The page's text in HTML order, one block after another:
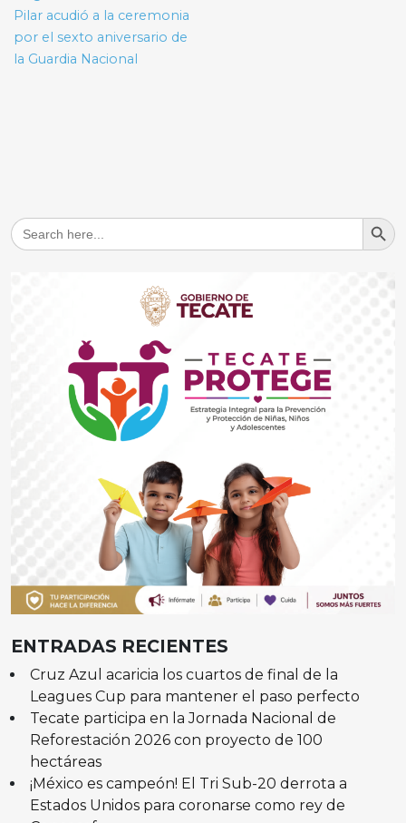
entradas
Pilar acudió a la ceremonia
por el sexto aniversario de
la Guardia Nacional
Search
for:
Search
ENTRADAS RECIENTES
Cruz Azul acaricia los cuartos de final de la
Leagues Cup para mantener el paso perfecto
Tecate participa en la Jornada Nacional de
Reforestación 2026 con proyecto de 100
hectáreas
¡México es campeón! El Tri Sub-20 derrota a
Estados Unidos para coronarse como rey de